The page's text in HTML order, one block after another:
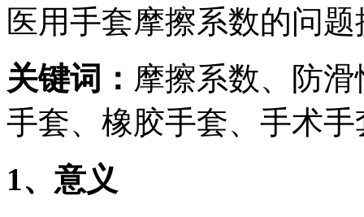
医用手套摩擦系数的问
关键词： 摩擦系数、防
手套、橡胶手套、手术
1、意义